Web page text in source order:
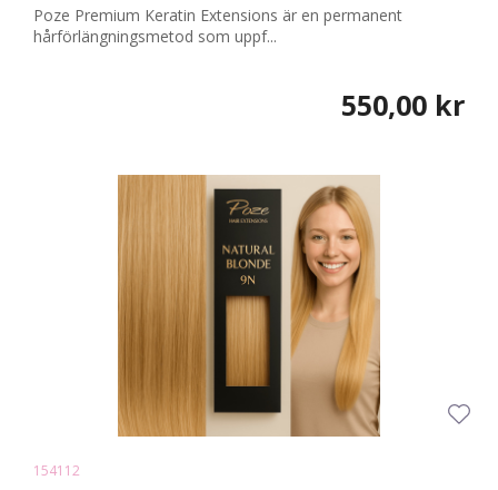
Poze Premium Keratin Extensions är en permanent
hårförlängningsmetod som uppf...
550,00 kr
154112